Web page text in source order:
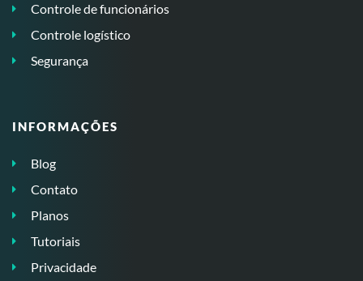
Controle de funcionários
Controle logístico
Segurança
INFORMAÇÕES
Blog
Contato
Planos
Tutoriais
Privacidade